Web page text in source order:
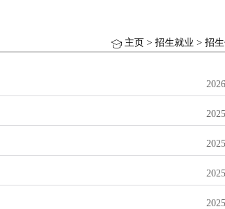
主页 > 招生就业 > 招